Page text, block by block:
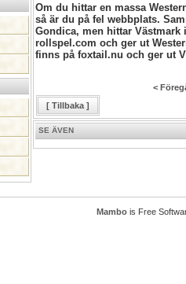
Om du hittar en massa
så är du på fel webbplats.
Gondica, men hittar
rollspel.com och ger ut
finns på foxtail.nu och ger ut
<
[ Tillbaka ]
SE ÄVEN
Mambois Free